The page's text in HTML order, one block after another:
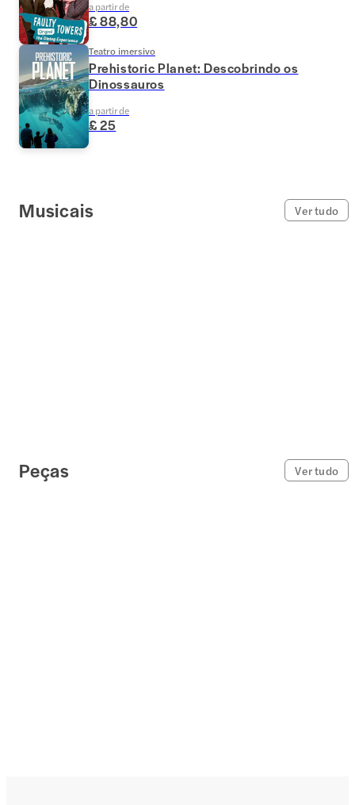
a partir de
£ 88,80
Teatro imersivo
Prehistoric Planet: Descobrindo os
Dinossauros
a partir de
£ 25
Musicais Ver tudo
Peças Ver tudo